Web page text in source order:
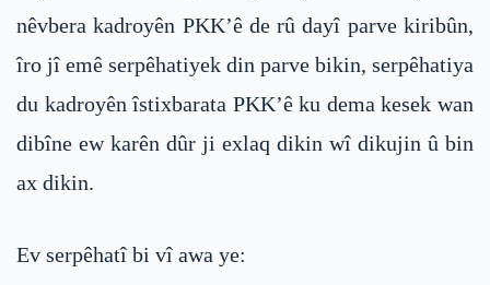
nêvbera kadroyên PKK’ê de rû dayî parve kiribûn,
îro jî emê serpêhatiyek din parve bikin, serpêhatiya
du kadroyên îstixbarata PKK’ê ku dema kesek wan
dibîne ew karên dûr ji exlaq dikin wî dikujin û bin
ax dikin.
Ev serpêhatî bi vî awa ye: